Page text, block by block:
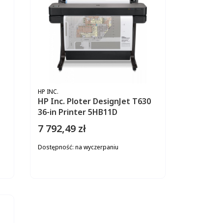
HP Inc. Ploter DesignJet T630
36-in Printer 5HB11D
PRODUCENT
HP INC.
Cena
7 792,49 zł
Dostępność: na wyczerpaniu